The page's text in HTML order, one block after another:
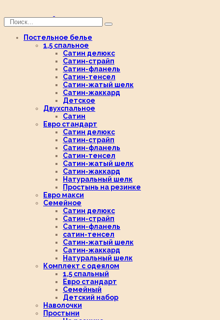
Постельное белье
1,5 спальное
Сатин делюкс
Сатин-страйп
Сатин-фланель
Сатин-тенсел
Сатин-жатый шелк
Сатин-жаккард
Детское
Двухспальное
Сатин
Евро стандарт
Сатин делюкс
Сатин-страйп
Сатин-фланель
Сатин-тенсел
Сатин-жатый шелк
Сатин-жаккард
Натуральный шелк
Простынь на резинке
Евро макси
Семейное
Сатин делюкс
Сатин-страйп
Сатин-фланель
сатин-тенсел
Сатин-жатый шелк
Сатин-жаккард
Натуральный шелк
Комплект с одеялом
1,5 спальный
Евро стандарт
Семейный
Детский набор
Наволочки
Простыни